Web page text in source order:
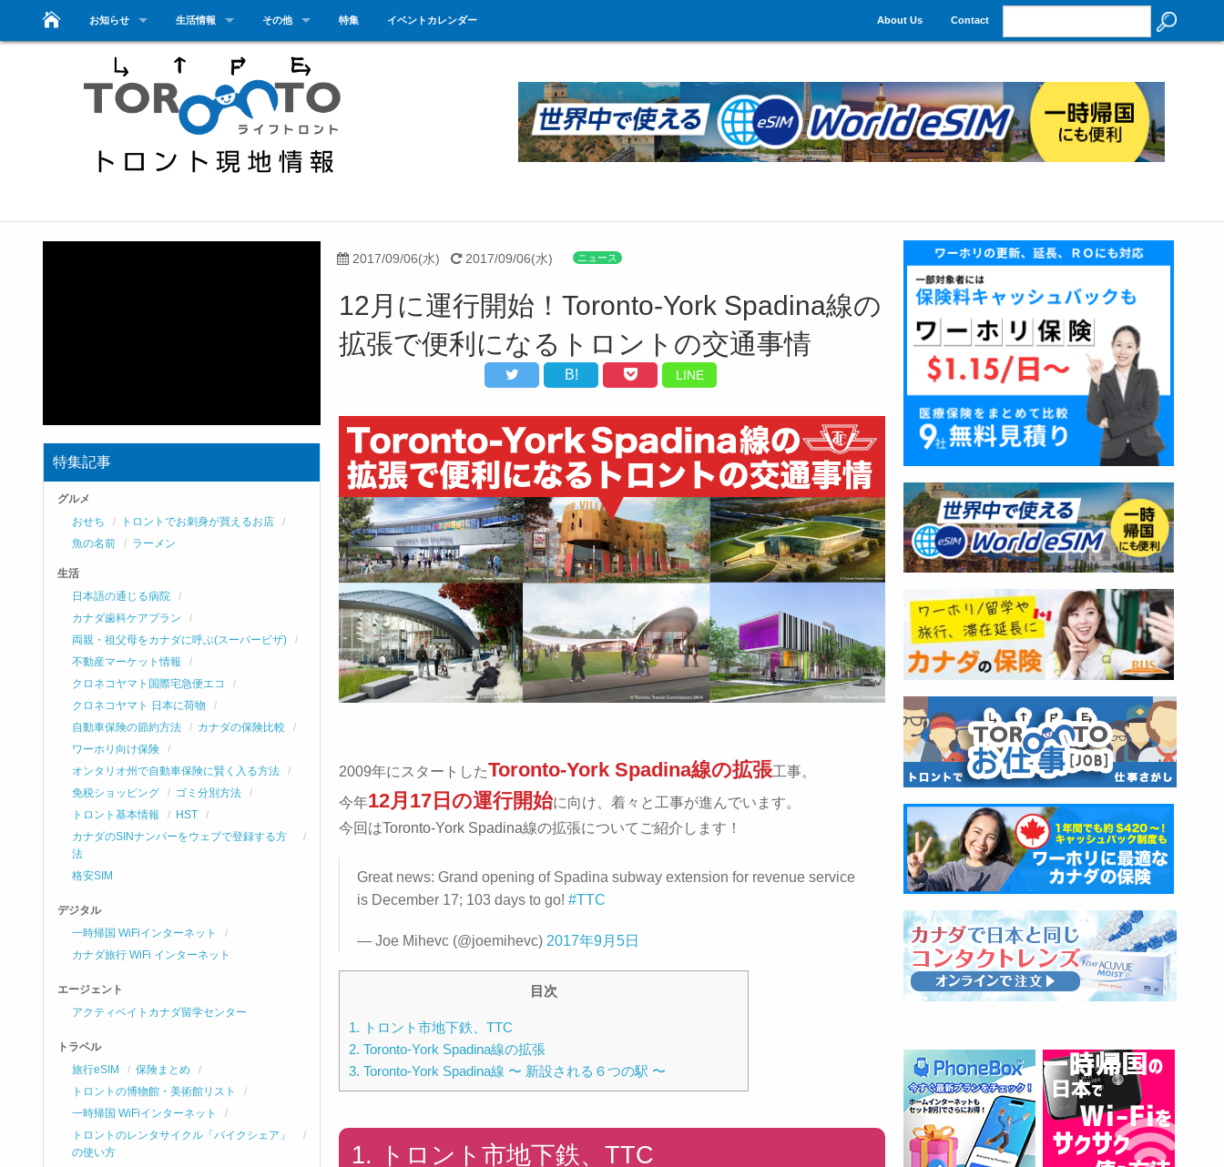
お知らせ 生活情報 その他 特集 イベントカレンダー About Us Contact
2017/09/06(水) 2017/09/06(水) ニュース
12月に運行開始！Toronto-York Spadina線の
拡張で便利になるトロントの交通事情
B! LINE
2009年にスタートしたToronto-York Spadina線の拡張工事。
今年12月17日の運行開始に向け、着々と工事が進んでいます。
今回はToronto-York Spadina線の拡張についてご紹介します！
Great news: Grand opening of Spadina subway extension for revenue service
is December 17; 103 days to go! #TTC
— Joe Mihevc (@joemihevc) 2017年9月5日
目次
1. トロント市地下鉄、TTC
2. Toronto-York Spadina線の拡張
3. Toronto-York Spadina線 〜 新設される６つの駅 〜
1. トロント市地下鉄、TTC
特集記事
グルメ
おせち
トロントでお刺身が買えるお店
魚の名前
ラーメン
生活
日本語の通じる病院
カナダ歯科ケアプラン
両親・祖父母をカナダに呼ぶ(スーパービザ)
不動産マーケット情報
クロネコヤマト国際宅急便エコ
クロネコヤマト 日本に荷物
自動車保険の節約方法
カナダの保険比較
ワーホリ向け保険
オンタリオ州で自動車保険に賢く入る方法
免税ショッピング
ゴミ分別方法
トロント基本情報
HST
カナダのSINナンバーをウェブで登録する方
法
格安SIM
デジタル
一時帰国 WiFiインターネット
カナダ旅行 WiFi インターネット
エージェント
アクティベイトカナダ留学センター
トラベル
旅行eSIM
保険まとめ
トロントの博物館・美術館リスト
一時帰国 WiFiインターネット
トロントのレンタサイクル「バイクシェア」
の使い方